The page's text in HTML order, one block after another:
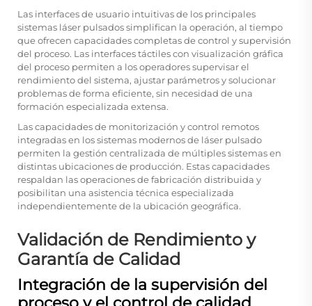
Las interfaces de usuario intuitivas de los principales
sistemas láser pulsados simplifican la operación, al tiempo
que ofrecen capacidades completas de control y supervisión
del proceso. Las interfaces táctiles con visualización gráfica
del proceso permiten a los operadores supervisar el
rendimiento del sistema, ajustar parámetros y solucionar
problemas de forma eficiente, sin necesidad de una
formación especializada extensa.
Las capacidades de monitorización y control remotos
integradas en los sistemas modernos de láser pulsado
permiten la gestión centralizada de múltiples sistemas en
distintas ubicaciones de producción. Estas capacidades
respaldan las operaciones de fabricación distribuida y
posibilitan una asistencia técnica especializada
independientemente de la ubicación geográfica.
Validación de Rendimiento y
Garantía de Calidad
Integración de la supervisión del